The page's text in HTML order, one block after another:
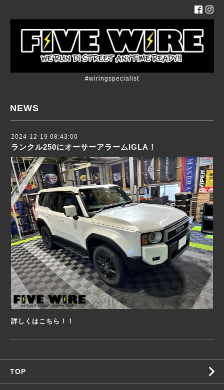
#wiringspecialist
NEWS
2024-12-19 08:43:00
ランクル250にオーサーアラームIGLA！
詳しくはこちら！！
TOP